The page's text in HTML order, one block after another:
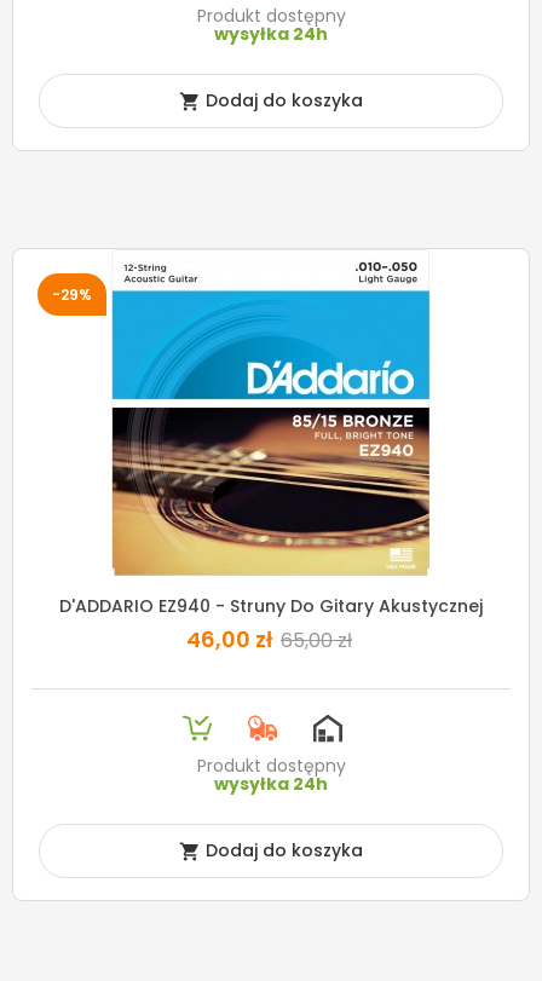
Produkt dostępny
wysyłka 24h
 Dodaj do koszyka
-29%
D'ADDARIO EZ940 - Struny Do Gitary Akustycznej
46,00 zł 65,00 zł
Produkt dostępny
wysyłka 24h
 Dodaj do koszyka